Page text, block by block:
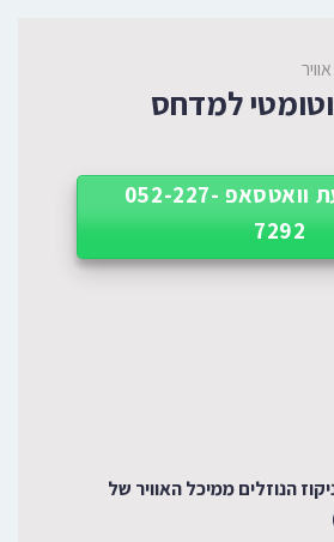
למדחס
שלחו הודעת וואטסאפ 052-227-
7292
הנוזלים ממיכל האוויר של